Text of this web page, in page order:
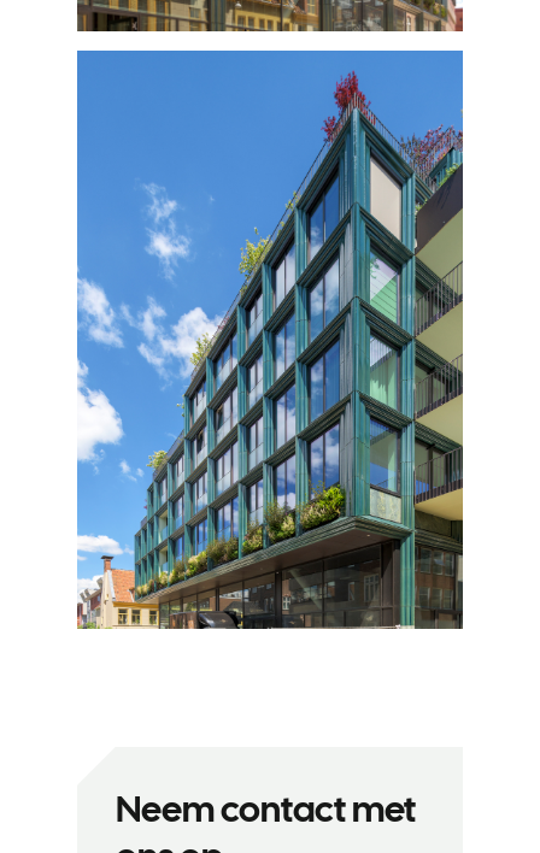
Neem contact met